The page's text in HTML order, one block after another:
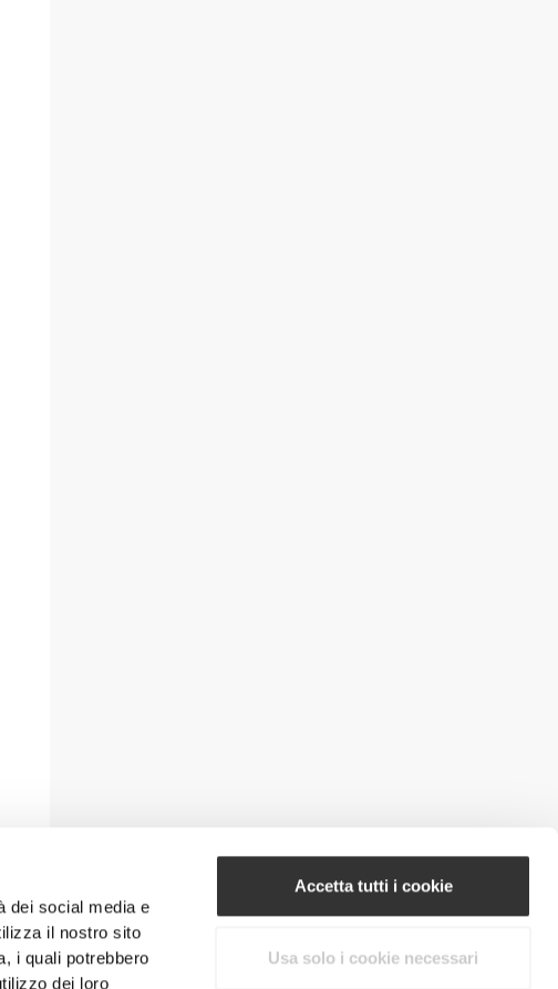
dei social media e
il nostro sito
i quali potrebbero
dei loro
Accetta tutti i cookie
Usa solo i cookie necessari